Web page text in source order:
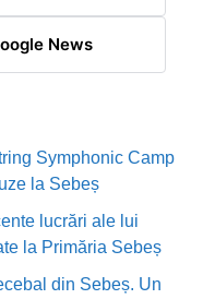
News
Symphonic Camp
la Sebeș
lucrări ale lui
la Primăria Sebeș
din Sebeș. Un